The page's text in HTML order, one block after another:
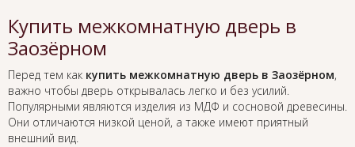
Купить межкомнатную дверь в
Заозёрном
Перед тем как купить межкомнатную дверь в Заозёрном,
важно чтобы дверь открывалась легко и без усилий.
Популярными являются изделия из МДФ и сосновой древесины.
Они отличаются низкой ценой, а также имеют приятный
внешний вид.